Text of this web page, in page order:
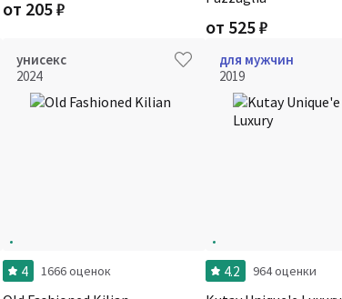
от 205₽
от 525₽
унисекс
2024
4 1666 оценок
для мужчин
2019
4.2 964 оценки